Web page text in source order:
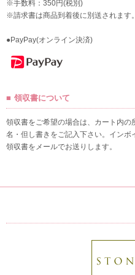
※手数料：350円(税別)
※請求書は商品到着後に別送されます。
●PayPay(オンライン決済)
領収書について
領収書をご希望の場合は、カート内の
名・但し書きをご記入下さい。インボ
領収書をメールでお送りします。